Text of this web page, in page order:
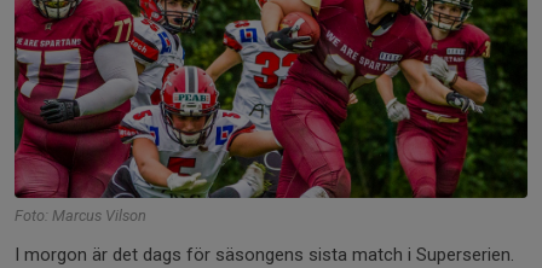
Foto: Marcus Vilson
I morgon är det dags för säsongens sista match i Superserien.